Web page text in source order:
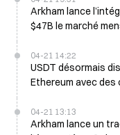
Arkham lance
$47B le marché
04-21 14:22
USDT désormais
Ethereum avec des
04-21 13:13
Arkham lance un